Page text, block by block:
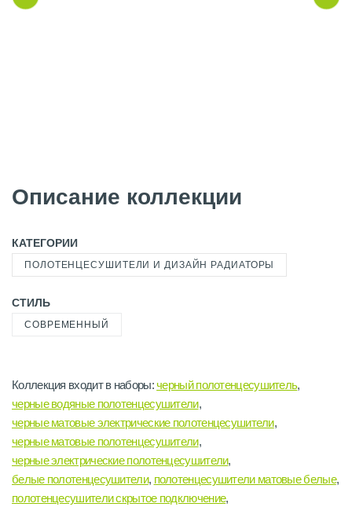
Описание коллекции
КАТЕГОРИИ
ПОЛОТЕНЦЕСУШИТЕЛИ И ДИЗАЙН РАДИАТОРЫ
СТИЛЬ
СОВРЕМЕННЫЙ
Коллекция входит в наборы:черный полотенцесушитель,
черные водяные полотенцесушители,
черные матовые электрические полотенцесушители,
черные матовые полотенцесушители,
черные электрические полотенцесушители,
белые полотенцесушители, полотенцесушители матовые белые,
полотенцесушители скрытое подключение,